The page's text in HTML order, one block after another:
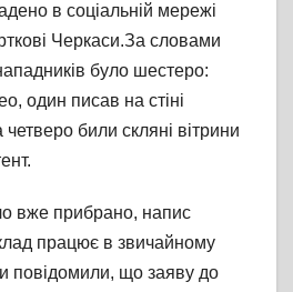
в соціальній мережі
Черкаси.За словами
було шестеро:
один писав на стіні
четверо били скляні вітрини
вже прибрано, напис
працює в звичайному
повідомили, що заяву до